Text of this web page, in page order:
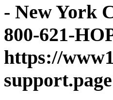
- New York
800-621-
https://
support.page